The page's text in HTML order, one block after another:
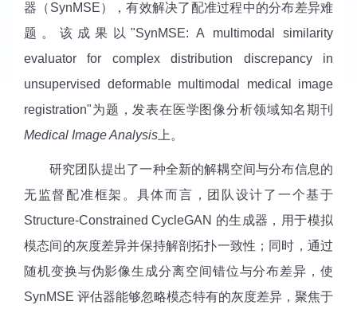
器（SynMSE），有效解决了配准过程中的分布差异难
题。该成果以"SynMSE: A multimodal similarity
evaluator for complex distribution discrepancy in
unsupervised deformable multimodal medical image
registration"为题，发表在医学图像分析领域知名期刊
Medical Image Analysis 上。
研究团队提出了一种全新的解耦空间与分布信息的
无监督配准框架。具体而言，团队设计了一个基于
Structure-Constrained CycleGAN 的生成器，用于模拟
模态间的灰度差异并保持解剖拓扑一致性；同时，通过
随机变换与伪影像生成分离空间错位与分布差异，使
SynMSE 评估器能够忽略模态特有的灰度差异，聚焦于